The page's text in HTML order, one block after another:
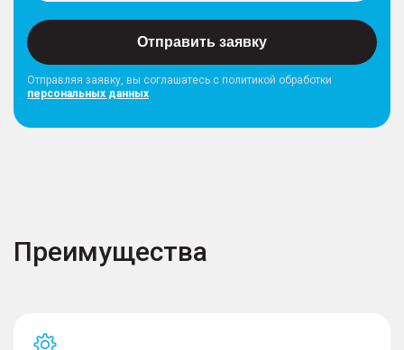
Отправить заявку
Отправляя заявку, вы соглашатесь с политикой обработки
персональных данных
Преимущества